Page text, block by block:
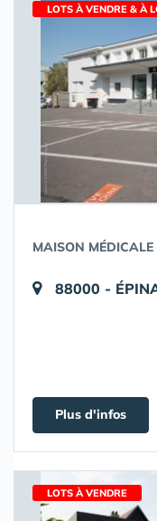
LOTS À VENDRE & À
MAISON
88000 -
Plus d'infos
LOTS À VENDRE